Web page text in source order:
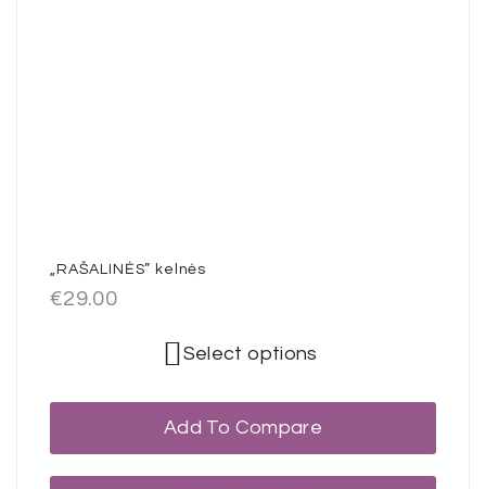
„RAŠALINĖS” kelnės
€29.00
Select options
Add To Compare